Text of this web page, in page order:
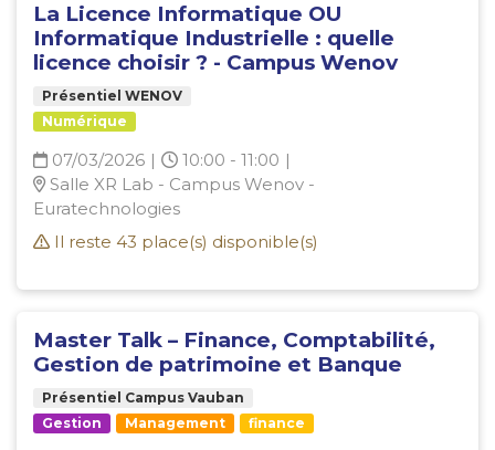
La Licence Informatique OU
Informatique Industrielle : quelle
licence choisir ? - Campus Wenov
Présentiel WENOV
Numérique
07/03/2026 | 10:00 - 11:00 |
Salle XR Lab - Campus Wenov -
Euratechnologies
Il reste 43 place(s) disponible(s)
Master Talk – Finance, Comptabilité,
Gestion de patrimoine et Banque
Présentiel Campus Vauban
Gestion
Management finance